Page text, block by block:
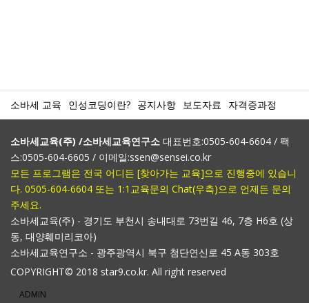
소바세 교육 인성코딩이란? 공지사항 보도자료 자격증과정
소바세교육(주) /소바세교육연구소 대표번호:0505-604-6604 / 팩
스:0505-604-6605 / 이메일:ssen@sensei.co.kr
모든 프로그램은 전국 어디든 [찾아가는 교육]으로 진행중에 있습니
다. 0505-604-6604 또는 1:1교육문의 Chat(우측)으로 언제든 문의
주세요.
소바세교육(주) - 경기도 부천시 송내대로 73번길 46, 7층 H6호 (상
동, 대양훼미리코아)
소바세교육연구소 - 광주광역시 북구 첨단연신로 45 A동 303호
COPYRIGHT© 2018 star9.co.kr. All right reserved
ADMIN